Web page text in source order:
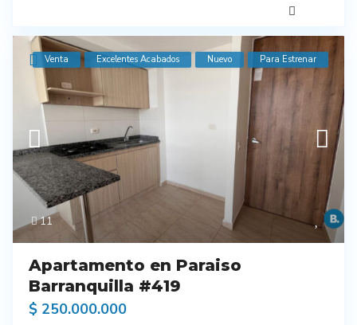
11
Venta Excelentes Acabados Nuevo Para Estrenar
Apartamento en Paraiso
Barranquilla #419
$ 250.000.000